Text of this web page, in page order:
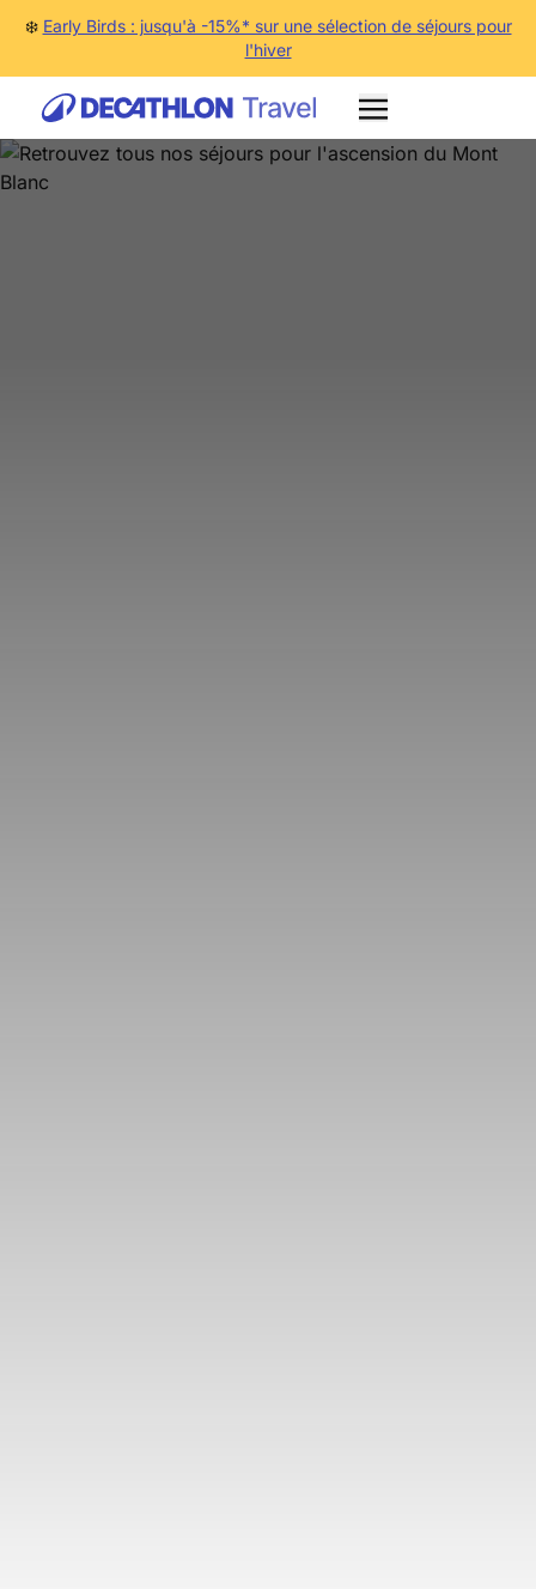
❄️ Early Birds : jusqu'à -15%* sur une sélection de séjours pour
l'hiver